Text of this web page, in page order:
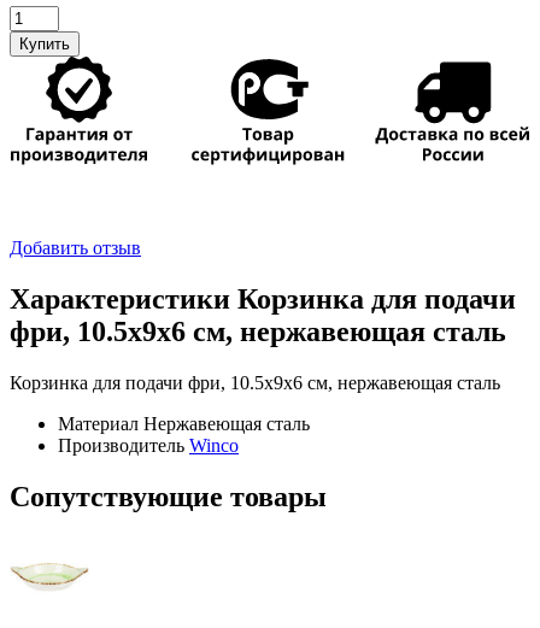
Количество
товара
Корзинка
подачи
фри,
10.5х9х6
см,
Купить
Добавить отзыв
Характеристики Корзинка для подачи
фри, 10.5х9х6 см, нержавеющая сталь
Корзинка для подачи фри, 10.5х9х6 см, нержавеющая сталь
Материал Нержавеющая сталь
Производитель Winco
Сопутствующие товары